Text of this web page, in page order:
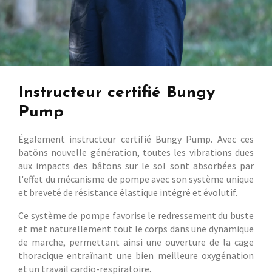
Instructeur certifié Bungy
Pump
Également instructeur certifié Bungy Pump. Avec ces
batôns nouvelle génération, toutes les vibrations dues
aux impacts des bâtons sur le sol sont absorbées par
l'effet du mécanisme de pompe avec son système unique
et breveté de résistance élastique intégré et évolutif.
Ce système de pompe favorise le redressement du buste
et met naturellement tout le corps dans une dynamique
de marche, permettant ainsi une ouverture de la cage
thoracique entraînant une bien meilleure oxygénation
et un travail cardio-respiratoire.